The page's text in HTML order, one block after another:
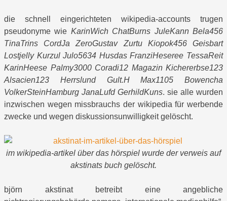
die schnell eingerichteten wikipedia-accounts trugen
pseudonyme wie KarinWich ChatBurns JuleKann Bela456
TinaTrins CordJa ZeroGustav Zurtu Kiopok456 Geisbart
Lostjelly Kurzul Julo5634 Husdas FranziHeseree TessaReit
KarinHeese Palmy3000 Coradi12 Magazin Kichererbse123
Alsacien123 Herrslund Gult.H Max1105 Bowencha
VolkerSteinHamburg JanaLufd GerhildKuns. sie alle wurden
inzwischen wegen missbrauchs der wikipedia für werbende
zwecke und wegen diskussionsunwilligkeit gelöscht.
im wikipedia-artikel über das hörspiel wurde der verweis auf
akstinats buch gelöscht.
björn akstinat betreibt eine angebliche